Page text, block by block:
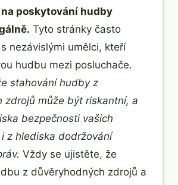
poskytování hudby
Tyto stránky často
nezávislými umělci, kteří
hudbu mezi posluchače.
stahování hudby z
zdrojů může být riskantní, a
bezpečnosti vašich
z hlediska dodržování
Vždy se ujistěte, že
z důvěryhodných zdrojů a